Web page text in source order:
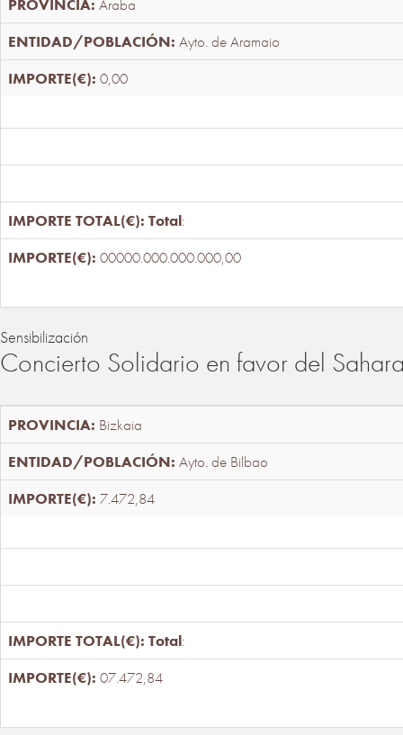
Araba
Ayto. de Aramaio
0,00
Total:
00000.000.000.000,00
Sensibilización
Concierto Solidario en favor del
Bizkaia
Ayto. de Bilbao
7.472,84
Total:
07.472,84